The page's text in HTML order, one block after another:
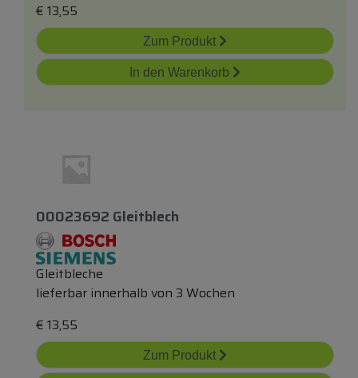
€ 13,55
Zum Produkt
In den Warenkorb
00023692 Gleitblech
Gleitbleche
lieferbar innerhalb von 3 Wochen
€ 13,55
Zum Produkt